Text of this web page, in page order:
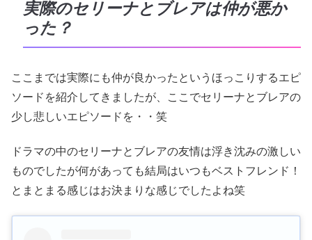
実際のセリーナとブレアは仲が悪か
った？
ここまでは実際にも仲が良かったというほっこりするエピ
ソードを紹介してきましたが、ここでセリーナとブレアの
少し悲しいエピソードを・・笑
ドラマの中のセリーナとブレアの友情は浮き沈みの激しい
ものでしたが何があっても結局はいつもベストフレンド！
とまとまる感じはお決まりな感じでしたよね笑